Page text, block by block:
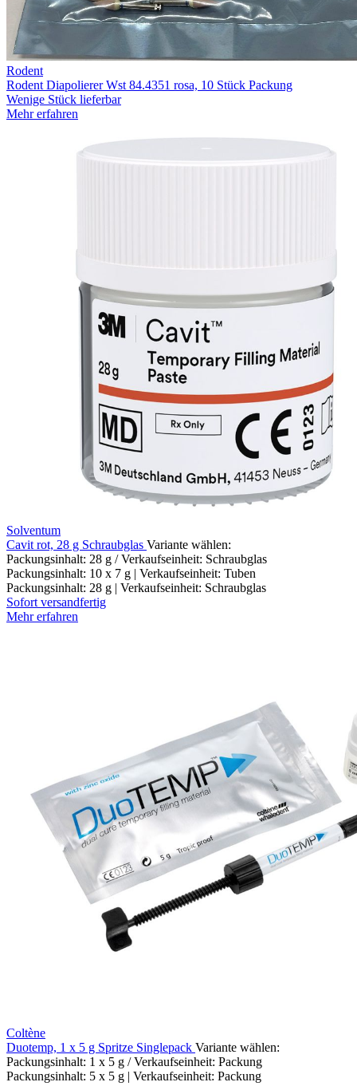
Rodent
Rodent Diapolierer Wst 84.4351 rosa, 10 Stück Packung
Wenige Stück lieferbar
Mehr erfahren
Solventum
Cavit rot, 28 g Schraubglas Variante wählen:
Packungsinhalt: 28 g / Verkaufseinheit: Schraubglas
Packungsinhalt: 10 x 7 g | Verkaufseinheit: Tuben
Packungsinhalt: 28 g | Verkaufseinheit: Schraubglas
Sofort versandfertig
Mehr erfahren
Coltène
Duotemp, 1 x 5 g Spritze Singlepack Variante wählen:
Packungsinhalt: 1 x 5 g / Verkaufseinheit: Packung
Packungsinhalt: 5 x 5 g | Verkaufseinheit: Packung